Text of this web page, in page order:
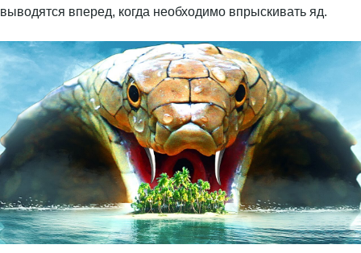
выводятся вперед, когда необходимо впрыскивать яд.